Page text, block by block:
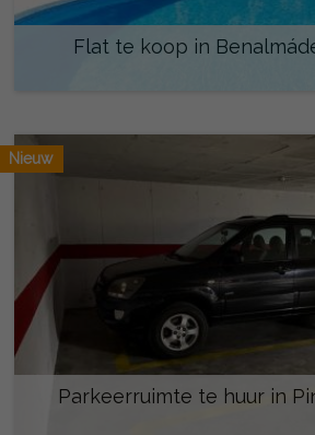
Flat te koop in
Nieuw
Parkeerruimte te huur in